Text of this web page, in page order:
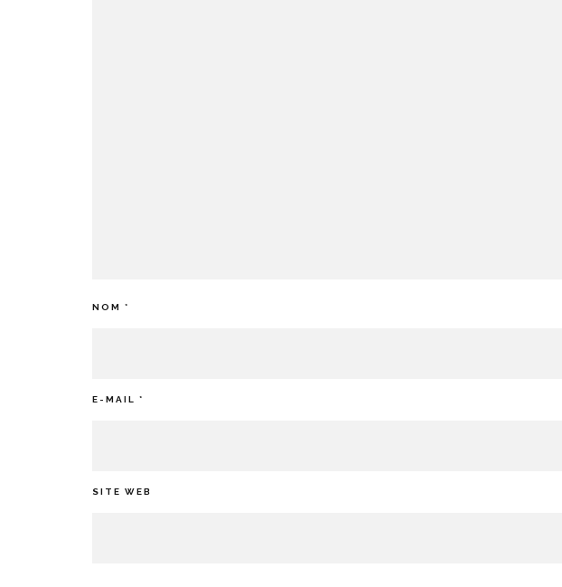
NOM *
E-MAIL *
SITE WEB